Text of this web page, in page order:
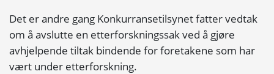
Det er andre gang Konkurransetilsynet fatter vedtak
om å avslutte en etterforskningssak ved å gjøre
avhjelpende tiltak bindende for foretakene som har
vært under etterforskning.